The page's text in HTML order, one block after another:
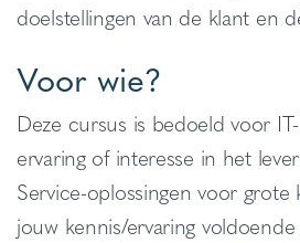
doelstellingen van de klant en
Voor wie?
Deze cursus is bedoeld voor
ervaring of interesse in het
Service-oplossingen voor grote
jouw kennis/ervaring